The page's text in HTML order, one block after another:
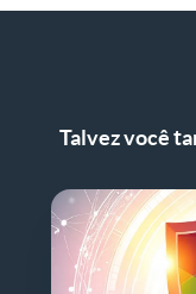
Talvez você